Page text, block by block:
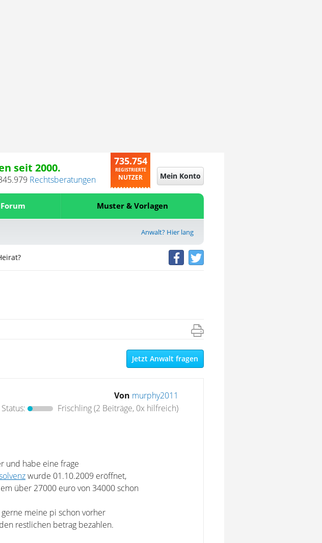
seit 2000.
Rechtsberatungen
735.754
REGISTRIERTE
NUTZER Mein Konto
Forum Muster & Vorlagen
Anwalt? Hier lang
Jetzt Anwalt fragen
Von murphy2011
Status:
Frischling(2 Beiträge, 0x hilfreich)
und habe eine frage
wurde 01.10.2009 eröffnet,
über 27000 euro von 34000 schon
meine pi schon vorher
restlichen betrag bezahlen.